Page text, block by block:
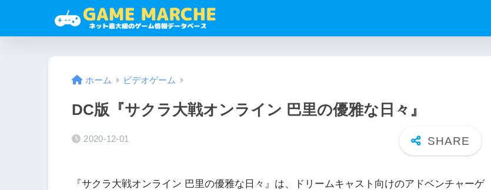
ホーム ビデオゲーム
DC版『サクラ大戦オンライン 巴里の優雅な日々』
2020-12-01
『サクラ大戦オンライン 巴里の優雅な日々』は、ドリームキャスト向けのアドベンチャーゲ